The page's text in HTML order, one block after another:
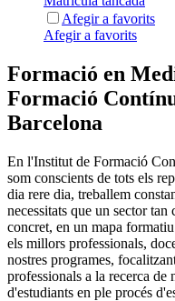
Afegir a favorits
Afegir a favorits
Formació en
Formació
Barcelona
En l'Institut de Formació
som conscients de tots els
dia rere dia, treballem
necessitats que un sector
concret, en un mapa
els millors professionals,
nostres programes,
professionals a la recerca
d'estudiants en ple procés